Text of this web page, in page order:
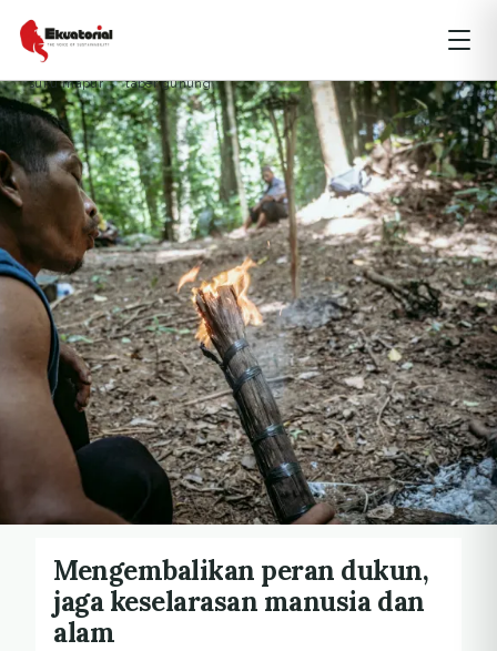
HUTAN LIPUTAN KHUSUS
Bangka Belitung
suku mapur taber gunung
Mengembalikan peran dukun,
jaga keselarasan manusia dan
alam